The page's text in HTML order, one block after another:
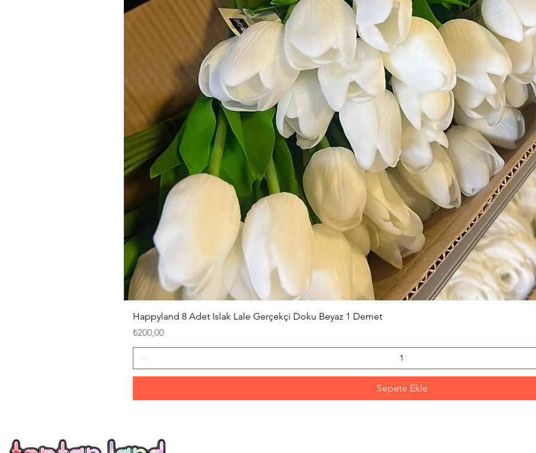
Happyland 8 Adet Islak Lale Gerçekçi Doku Beyaz 1 Demet
Fiyat
₺200,00
Sepete Ekle